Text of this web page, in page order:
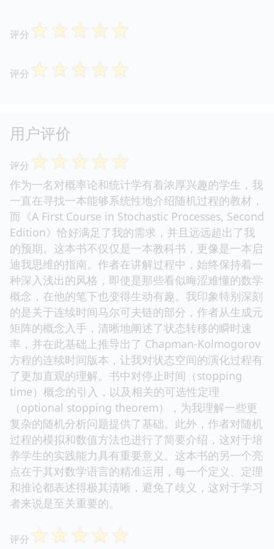
评分 ☆☆☆☆☆
评分 ☆☆☆☆☆
用户评价
评分 ☆☆☆☆☆
作为一名对概率论和统计学有着浓厚兴趣的学生，我
一直在寻找一本能够系统性地介绍随机过程的教材，
而《A First Course in Stochastic Processes, Second
Edition》恰好满足了我的需求，并且远远超出了我
的预期。这本书不仅仅是一本教科书，更像是一本启
迪我思维的指南。作者在讲解过程中，始终保持着一
种深入浅出的风格，即使是那些看似晦涩难懂的数学
概念，在他的笔下也变得生动有趣。我印象特别深刻
的是关于连续时间马尔可夫链的部分，作者从生成元
矩阵的概念入手，清晰地阐述了状态转移的瞬时速
率，并在此基础上推导出了 Chapman-Kolmogorov
方程的连续时间版本，让我对状态空间的演化过程有
了更加直观的理解。书中对停止时间（stopping
time）概念的引入，以及相关的可选性定理
（optional stopping theorem），为我理解一些更
复杂的随机分析问题提供了基础。此外，作者对随机
过程的模拟和数值方法也进行了简要介绍，这对于培
养学生的实践能力具有重要意义。这本书的另一个亮
点在于其对数学语言的精准运用，每一个定义、定理
和推论都表述得极其清晰，避免了歧义，这对于学习
者来说是至关重要的。
评分 ☆☆☆☆☆